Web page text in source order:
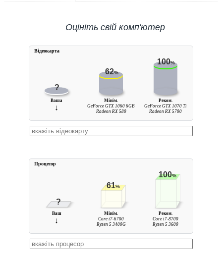
Оцініть свій комп'ютер
?
62%
100%
Ваша
↓
Мінім.
GeForce GTX 1060 6GB
Radeon RX 580
Реком.
GeForce GTX 1070 Ti
Radeon RX 5700
Вiдеокарта
?
61%
100%
Ваш
↓
Мінім.
Core i7-6700
Ryzen 5 3400G
Реком.
Core i7-8700
Ryzen 5 3600
Процесор